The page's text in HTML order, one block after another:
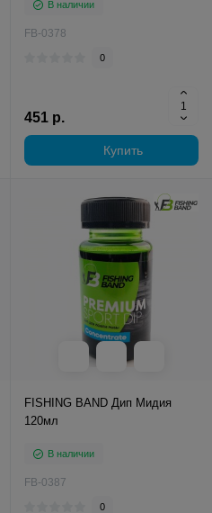
В наличии
FB-0378
0
451 р.
Купить
FISHING BAND Дип Мидия
120мл
В наличии
FB-0387
0